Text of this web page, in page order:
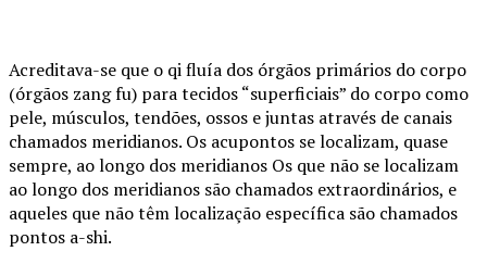
Acreditava-se que o qi fluía dos órgãos primários do corpo
(órgãos zang fu) para tecidos “superficiais” do corpo como
pele, músculos, tendões, ossos e juntas através de canais
chamados meridianos. Os acupontos se localizam, quase
sempre, ao longo dos meridianos Os que não se localizam
ao longo dos meridianos são chamados extraordinários, e
aqueles que não têm localização específica são chamados
pontos a-shi.